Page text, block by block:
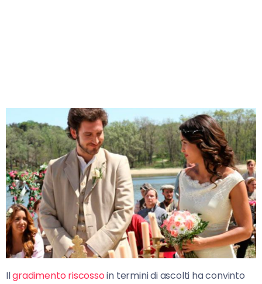
Ilgradimento riscossoin termini di ascolti ha convinto